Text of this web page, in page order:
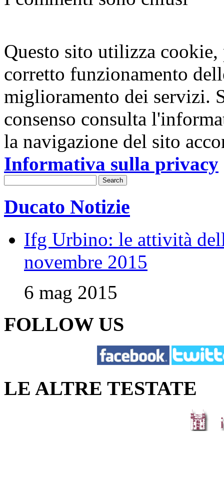
Questo sito utilizza
corretto funzionamento
miglioramento dei servizi.
consenso consulta
la navigazione del sito
Informativa sulla privacy
Ducato Notizie
Ifg Urbino: le attività
novembre 2015
6 mag 2015
FOLLOW US
LE ALTRE TESTATE